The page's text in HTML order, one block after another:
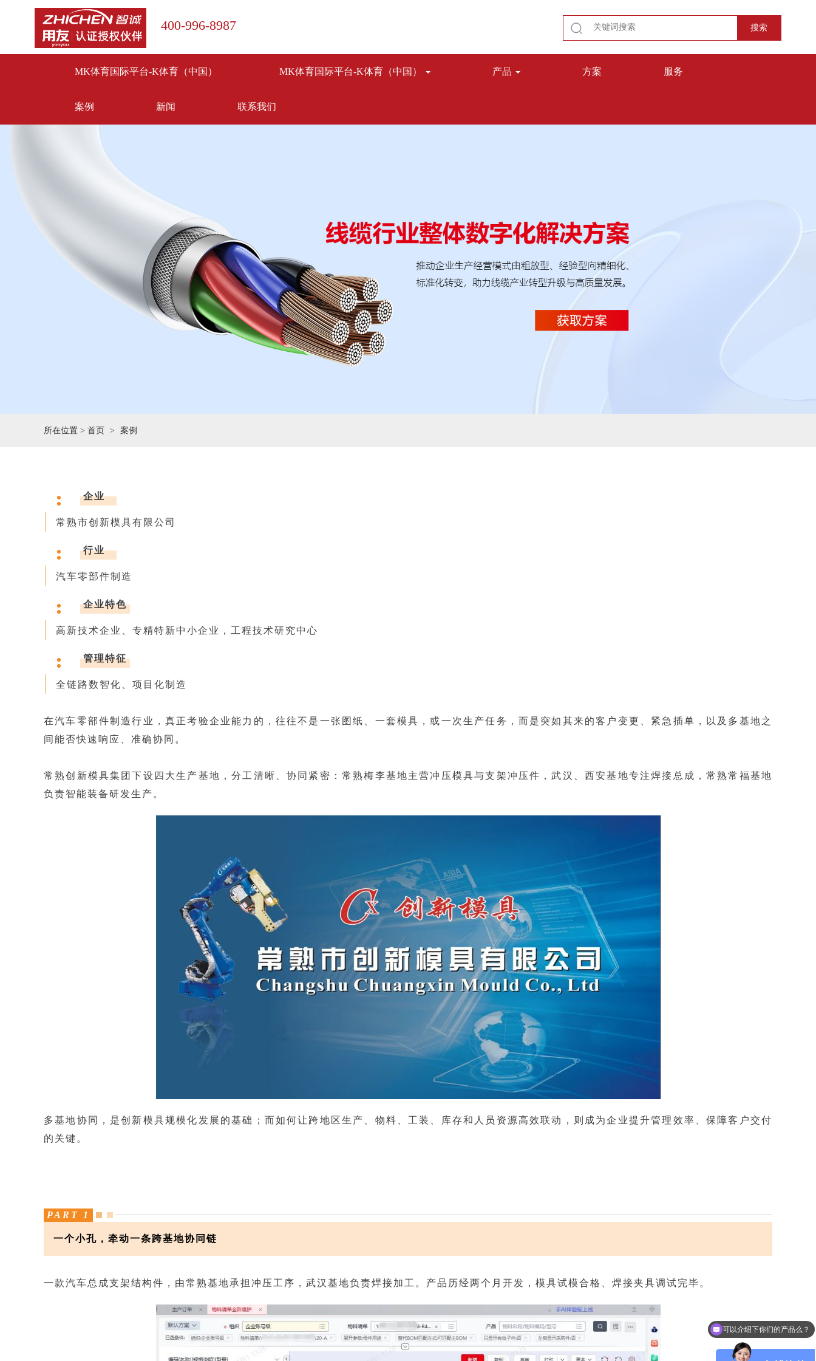
400-996-8987
MK体育国际平台-K体育（中国） MK体育国际平台-K体育（中国） 产品 方案 服务
案例 新闻 联系我们
所在位置 > 首页 案例
企业
常熟市创新模具有限公司
行业
汽车零部件制造
企业特色
高新技术企业、专精特新中小企业， 工程技术研究中心
管理特征
全链路数智化、项目化制造
在汽车零部件制造行业，真正考验企业能力的，往往不是一张图纸、一套模具，或一次生产任务，而是突如其来的客户变更、紧急插单，以及多基地之
间能否快速响应、准确协同。
常熟创新模具集团下设四大生产基地，分工清晰、协同紧密：常熟梅李基地主营冲压模具与支架冲压件，武汉、西安基地专注焊接总成，常熟常福基地
负责智能装备研发生产。
多基地协同，是创新模具规模化发展的基础；而如何让跨地区生产、物料、工装、库存和人员资源高效联动，则成为企业提升管理效率、保障客户交付
的关键。
PART 1
一个小孔，牵动一条跨基地协同链
一款汽车总成支架结构件，由常熟基地承担冲压工序，武汉基地负责焊接加工。产品历经两个月开发，模具试模合格、焊接夹具调试完毕。
可以介绍下你们的产品么？